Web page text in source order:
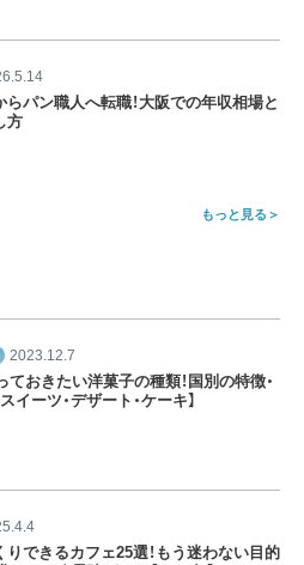
パン職人へ転職！大阪での年収相場と
方
もっと見る
2023.12.7
っておきたい洋菓子の種類！国別の特徴・
イーツ・デザート・ケーキ】
りできるカフェ25選！もう迷わない目的